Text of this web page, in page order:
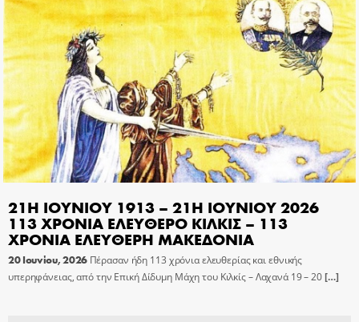
21Η ΙΟΥΝΙΟΥ 1913 – 21Η ΙΟΥΝΙΟΥ 2026
113 ΧΡΟΝΙΑ ΕΛΕΥΘΕΡΟ ΚΙΛΚΙΣ – 113
ΧΡΟΝΙΑ ΕΛΕΥΘΕΡΗ ΜΑΚΕΔΟΝΙΑ
20 Ιουνίου, 2026 Πέρασαν ήδη 113 χρόνια ελευθερίας και εθνικής
υπερηφάνειας, από την Επική Δίδυμη Μάχη του Κιλκίς – Λαχανά 19 – 20[…]